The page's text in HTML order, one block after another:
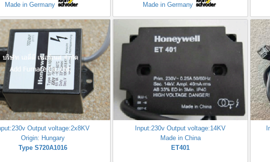
Made in Germany
Made in Germany
Output voltage:2x8KV
Origin: Hungary
Type S720A1016
Input:230v Output voltage:14KV
Made in China
ET401